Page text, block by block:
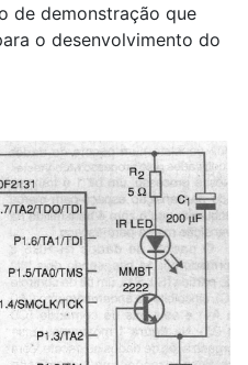
de demonstração que
o desenvolvimento do